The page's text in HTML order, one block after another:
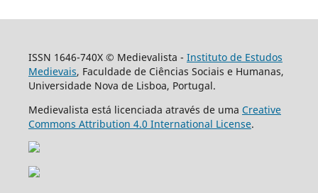
ISSN 1646-740X © Medievalista - Instituto de Estudos
Medievais, Faculdade de Ciências Sociais e Humanas,
Universidade Nova de Lisboa, Portugal.
Medievalista está licenciada através de uma Creative
Commons Attribution 4.0 International License.